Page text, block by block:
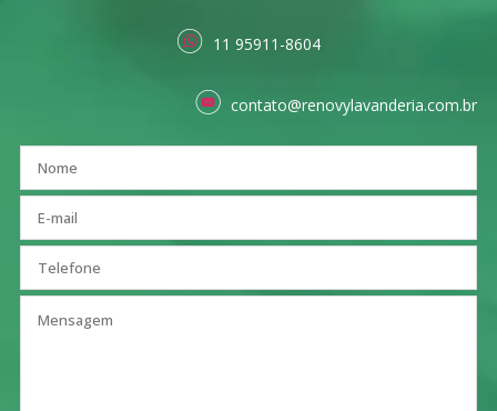
11 95911-8604
contato@renovylavanderia.com.br